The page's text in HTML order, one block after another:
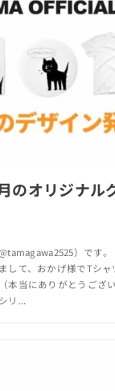
のオリジナル
）です
して、おかげ様でTシ
本当にありがとうござ
リ...